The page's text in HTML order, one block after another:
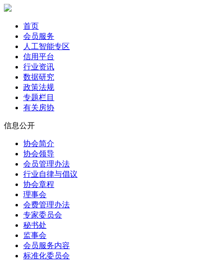
首页
会员服务
人工智能专区
信用平台
行业资讯
数据研究
政策法规
专题栏目
有关房协
信息公开
协会简介
协会领导
会员管理办法
行业自律与倡议
协会章程
理事会
会费管理办法
专家委员会
秘书处
监事会
会员服务内容
标准化委员会